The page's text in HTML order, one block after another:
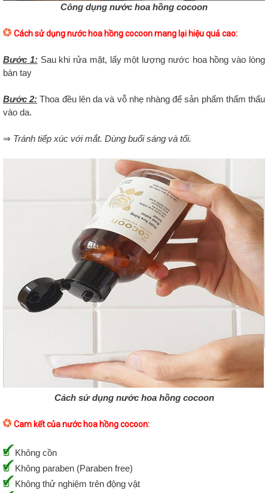
Công dụng nước hoa hồng cocoon
Cách sử dụng nước hoa hồng cocoon mang lại hiệu quả cao:
Bước 1:Sau khi rửa mặt, lấy một lượng nước hoa hồng vào lòng
bàn tay
Bước 2: Thoa đều lên da và vỗ nhẹ nhàng để sản phẩm thẩm thấu
vào da.
⇒ Tránh tiếp xúc với mắt. Dùng buổi sáng và tối.
Cách sử dụng nước hoa hồng cocoon
Cam kết của nước hoa hồng cocoon:
Không cồn
Không paraben (Paraben free)
Không thử nghiệm trên động vật